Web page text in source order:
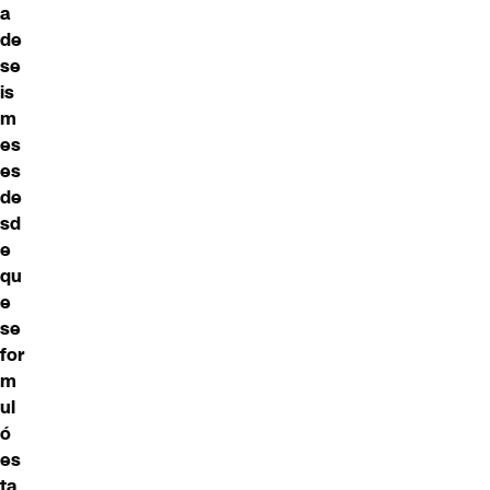
a
de
se
is
m
es
es
de
sd
e
qu
e
se
for
m
ul
ó
es